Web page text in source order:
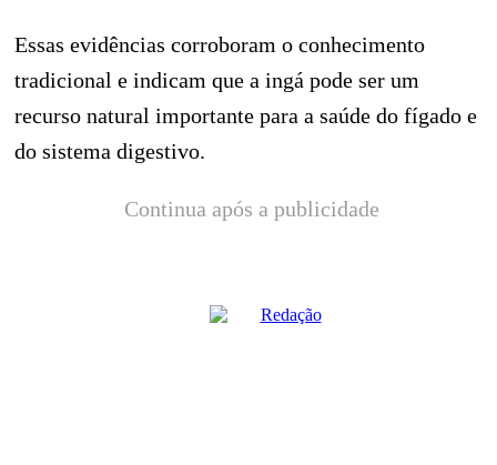
Essas evidências corroboram o conhecimento
tradicional e indicam que a ingá pode ser um
recurso natural importante para a saúde do fígado e
do sistema digestivo.
Continua após a publicidade